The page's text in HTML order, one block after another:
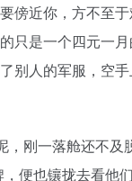
傍近你，方不至
只是一个四元一
别人的军服，空
刚一落舱还不及
便也镶拢去看他